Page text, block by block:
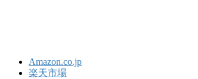
Amazon.co.jp
楽天市場